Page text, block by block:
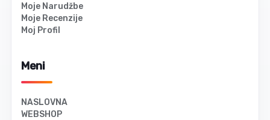
Moje Narudžbe
Moje Recenzije
Moj Profil
Meni
NASLOVNA
WEBSHOP